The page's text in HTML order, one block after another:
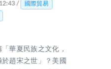
/
國際貿易
華夏民族之文化，
趙宋之世」？美國